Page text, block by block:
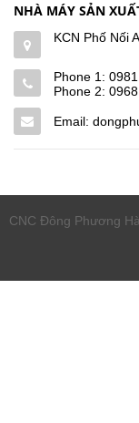
NHÀ MÁY SẢN
KCN Phố Nối
Phone 1:
Phone 2:
Email:
CNC Đông Phương